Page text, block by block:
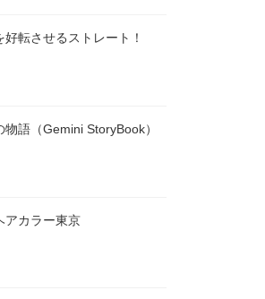
転させるストレート！
語（Gemini StoryBook）
アカラー東京